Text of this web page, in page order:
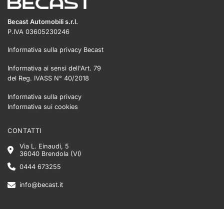
Becast Automobili s.r.l.
P.IVA 03605230246
Informativa sulla privacy Becast
Informativa ai sensi dell'Art. 79
del Reg. IVASS N° 40/2018
Informativa sulla privacy
Informativa sui cookies
CONTATTI
Via L. Einaudi, 5
36040 Brendola (VI)
0444 673255
info@becast.it